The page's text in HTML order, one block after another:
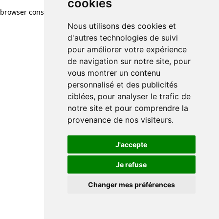
cookies
Nous utilisons des cookies et
d'autres technologies de suivi
pour améliorer votre expérience
de navigation sur notre site, pour
vous montrer un contenu
personnalisé et des publicités
ciblées, pour analyser le trafic de
notre site et pour comprendre la
provenance de nos visiteurs.
J'accepte
Je refuse
Changer mes préférences
browser console for more information)